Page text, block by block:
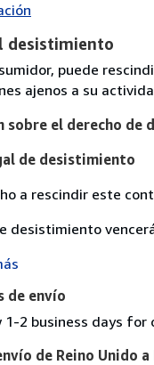
desistimiento
puede
ajenos a su
sobre el derecho de
de desistimiento
a rescindir este
desistimiento
de envío
1-2 business days
de Reino Unido